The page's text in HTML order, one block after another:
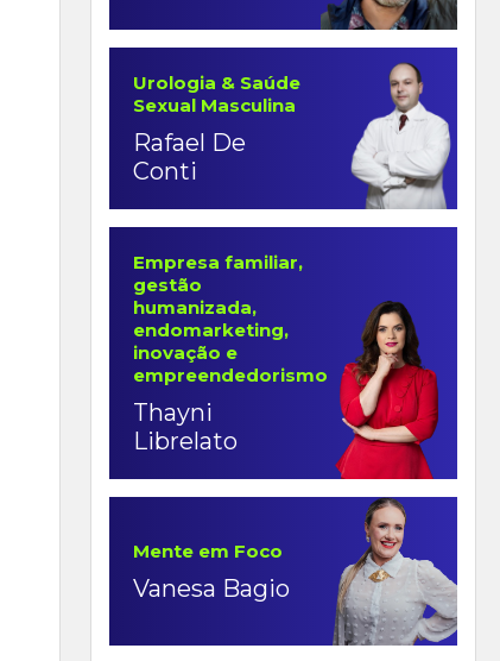
Urologia & Saúde
Sexual Masculina
Rafael De
Conti
Empresa familiar,
gestão
humanizada,
endomarketing,
inovação e
empreendedorismo
Thayni
Librelato
Mente em Foco
Vanesa Bagio